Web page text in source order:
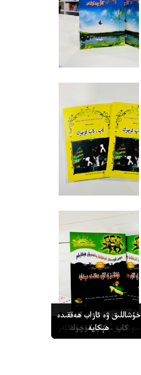
يوچۇن ئادەمگە
يېقىنلاشماڭ
كىم ئەقىللىق
سوئاللىق پەننىي چۆچەكلەر
كاپ - كاپ كۈچۈك
خۇشاللىق ۋە ئازاب ھەققىدە
ھېكايە